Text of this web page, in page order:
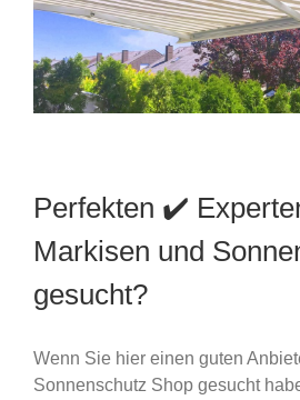
Perfekten ✔️
Markisen und
gesucht?
Wenn Sie hier einen guten
Sonnenschutz Shop gesucht